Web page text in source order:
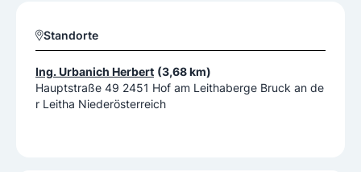
Standorte
Ing. Urbanich Herbert (3,68 km)
Hauptstraße 49 2451 Hof am Leithaberge Bruck an de
r Leitha Niederösterreich